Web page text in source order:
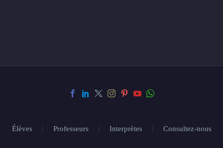
Élèves Professeurs Interprètes Consultez-nous